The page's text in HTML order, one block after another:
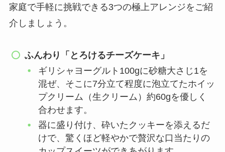
家庭で手軽に挑戦できる3つの極上アレンジをご紹
介しましょう。
ふんわり「とろけるチーズケーキ」
ギリシャヨーグルト100gに砂糖大さじ1を
混ぜ、そこに7分立て程度に泡立てたホイッ
プクリーム（生クリーム）約60gを優しく
合わせます。
器に盛り付け、砕いたクッキーを添えるだ
けで、驚くほど軽やかで贅沢な口当たりの